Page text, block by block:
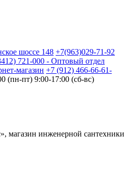
шоссе 148 +7(963)029-71-92
721-000 - Оптовый отдел
магазин +7 (912) 466-66-61-
(пн-пт) 9:00-17:00 (сб-вс)
магазин инженерной сантехники